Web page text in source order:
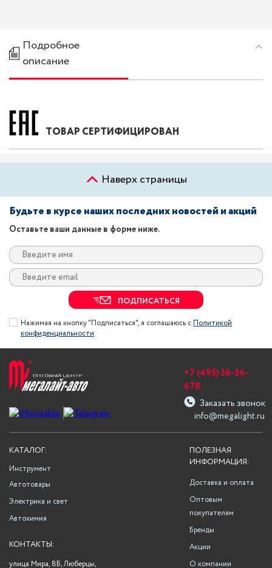
Подробное
описание
ТОВАР СЕРТИФИЦИРОВАН
Наверх страницы
Будьте в курсе наших последних новостей и акций
Оставьте ваши данные в форме ниже.
ПОДПИСАТЬСЯ
Нажимая на кнопку "Подписаться", я соглашаюсь сПолитикой
конфиденциальности
info@megalight.ru
+7 (495) 36-36-
678
Заказать звонок
ПОЛЕЗНАЯ
ИНФОРМАЦИЯ:
Доставка и оплата
Оптовым
покупателям
Бренды
Акции
О компании
КАТАЛОГ:
Инструмент
Автотовары
Электрика и свет
Автохимия
КОНТАКТЫ:
улица Мира, 8Б, Люберцы,